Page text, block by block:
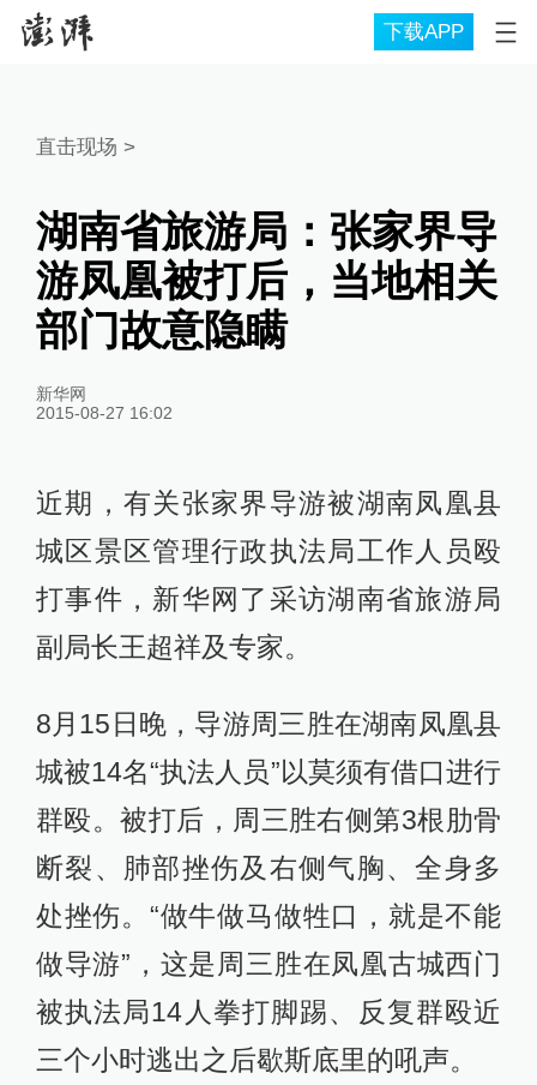
下载APP
直击现场 >
湖南省旅游局：张家界导
游凤凰被打后，当地相关
部门故意隐瞒
新华网
2015-08-27 16:02
近期，有关张家界导游被湖南凤凰县
城区景区管理行政执法局工作人员殴
打事件，新华网了采访湖南省旅游局
副局长王超祥及专家。
8月15日晚，导游周三胜在湖南凤凰县
城被14名“执法人员”以莫须有借口进行
群殴。被打后，周三胜右侧第3根肋骨
断裂、肺部挫伤及右侧气胸、全身多
处挫伤。“做牛做马做牲口，就是不能
做导游”，这是周三胜在凤凰古城西门
被执法局14人拳打脚踢、反复群殴近
三个小时逃出之后歇斯底里的吼声。